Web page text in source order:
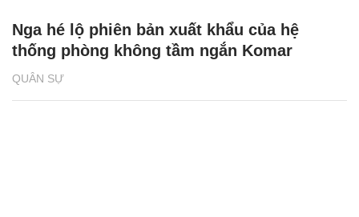
QUÂN SỰ
Nga hé lộ phiên bản xuất khẩu của hệ
thống phòng không tầm ngắn Komar